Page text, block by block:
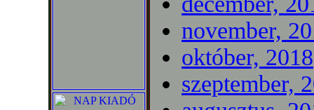
november,
október, 2018
szeptember,